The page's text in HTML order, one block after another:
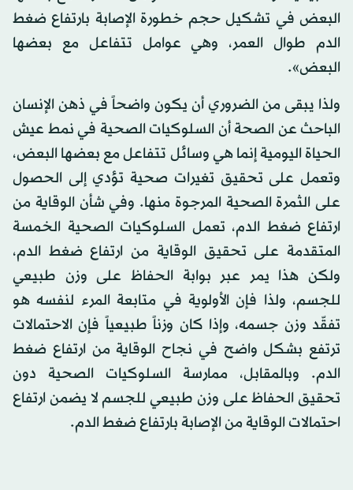
البعض في تشكيل حجم خطورة الإصابة بارتفاع ضغط
الدم طوال العمر، وهي عوامل تتفاعل مع بعضها
البعض».
ولذا يبقى من الضروري أن يكون واضحاً في ذهن الإنسان
الباحث عن الصحة أن السلوكيات الصحية في نمط عيش
الحياة اليومية إنما هي وسائل تتفاعل مع بعضها البعض،
وتعمل على تحقيق تغيرات صحية تؤدي إلى الحصول
على الثمرة الصحية المرجوة منها. وفي شأن الوقاية من
ارتفاع ضغط الدم، تعمل السلوكيات الصحية الخمسة
المتقدمة على تحقيق الوقاية من ارتفاع ضغط الدم،
ولكن هذا يمر عبر بوابة الحفاظ على وزن طبيعي
للجسم، ولذا فإن الأولوية في متابعة المرء لنفسه هو
تفقّد وزن جسمه، وإذا كان وزناً طبيعياً فإن الاحتمالات
ترتفع بشكل واضح في نجاح الوقاية من ارتفاع ضغط
الدم. وبالمقابل، ممارسة السلوكيات الصحية دون
تحقيق الحفاظ على وزن طبيعي للجسم لا يضمن ارتفاع
احتمالات الوقاية من الإصابة بارتفاع ضغط الدم.